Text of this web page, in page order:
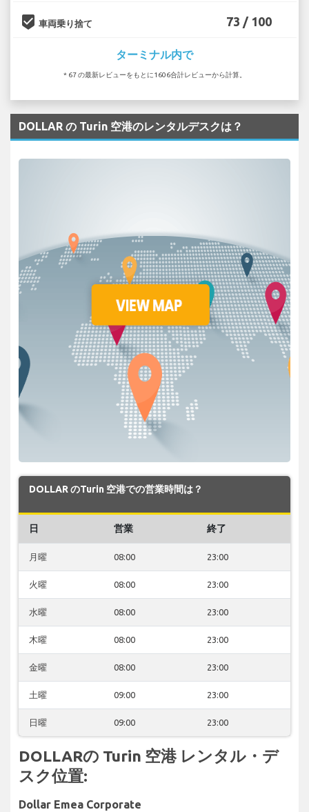
beenhere 車両乗り捨て 73 / 100
ターミナル内で
* 67 の最新レビューをもとに1606合計レビューから計算。
DOLLAR の Turin 空港のレンタルデスクは？
DOLLAR のTurin 空港での営業時間は？
日 営業 終了
月曜 08:00 23:00
火曜 08:00 23:00
水曜 08:00 23:00
木曜 08:00 23:00
金曜 08:00 23:00
土曜 09:00 23:00
日曜 09:00 23:00
DOLLARの Turin 空港 レンタル・デ
スク位置:
Dollar Emea Corporate